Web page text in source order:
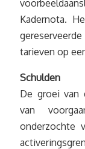
Kadernota.
tarieven op
Schulden
De groei van
van
onderzochte